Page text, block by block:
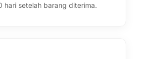
hari setelah barang diterima.